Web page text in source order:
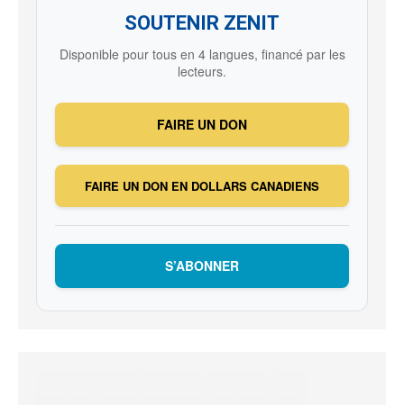
SOUTENIR ZENIT
Disponible pour tous en 4 langues, financé par les
lecteurs.
FAIRE UN DON
FAIRE UN DON EN DOLLARS CANADIENS
S’ABONNER